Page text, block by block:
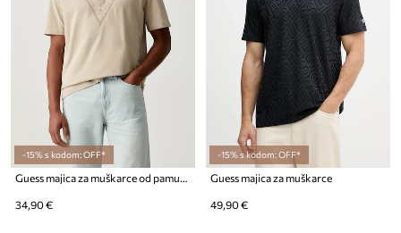
-15% s kodom: OFF*
34,90 €
-15% s kodom: OFF*
Guess majica za muškarce
49,90 €